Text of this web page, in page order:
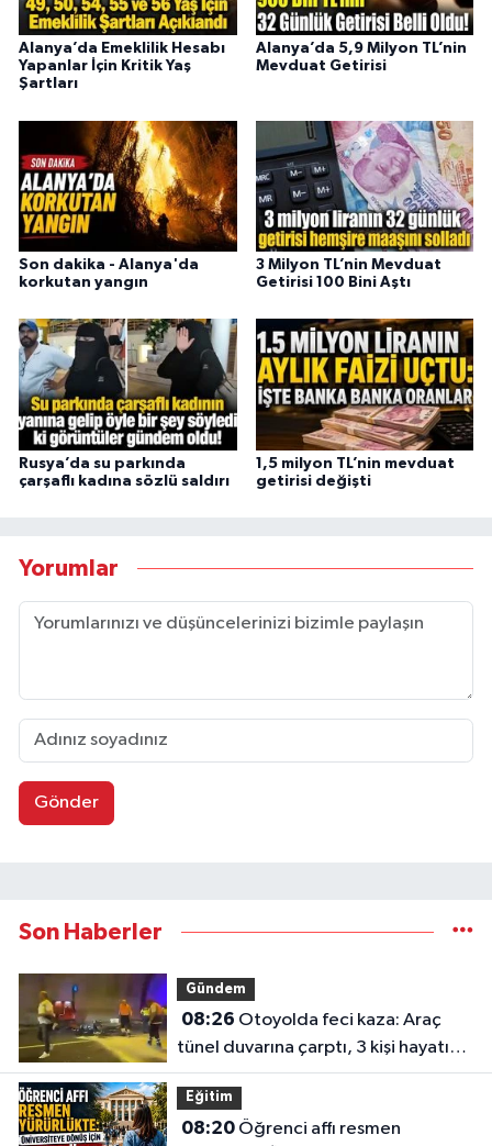
Alanya’da Emeklilik Hesabı
Yapanlar İçin Kritik Yaş
Şartları
Alanya’da 5,9 Milyon TL’nin
Mevduat Getirisi
Son dakika - Alanya'da
korkutan yangın
3 Milyon TL’nin Mevduat
Getirisi 100 Bini Aştı
Rusya’da su parkında
çarşaflı kadına sözlü saldırı
1,5 milyon TL’nin mevduat
getirisi değişti
Yorumlar
Gönder
Son Haberler
Gündem
08:26
tünel duvarına çarptı, 3 kişi hayatını
kaybetti
Eğitim
08:20Öğrenci affı resmen